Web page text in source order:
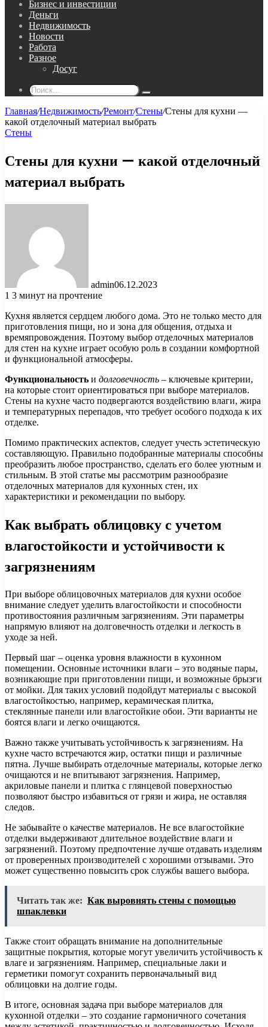
Бизнес и инвестиции
Деньги
Недвижимость
Новости
Работа
Разное
Досуг
Поиск...
Главная/Недвижимость/Ремонт/Стены/Стены для кухни —
какой отделочный материал выбрать
Стены
Стены для кухни — какой отделочный
материал выбрать
admin06.12.2023
1 3 минут на прочтение
Кухня является сердцем любого дома. Это не только место для
приготовления пищи, но и зона для общения, отдыха и
времяпровождения. Поэтому выбор отделочных материалов
для стен на кухне играет особую роль в создании комфортной
и функциональной атмосферы.
Функциональность и долговечность – ключевые критерии,
на которые стоит ориентироваться при выборе материалов.
Стены на кухне часто подвергаются воздействию влаги, жира
и температурных перепадов, что требует особого подхода к их
отделке.
Помимо практических аспектов, следует учесть эстетическую
составляющую. Правильно подобранные материалы способны
преобразить любое пространство, сделать его более уютным и
стильным. В этой статье мы рассмотрим разнообразие
отделочных материалов для кухонных стен, их
характеристики и рекомендации по выбору.
Как выбрать облицовку с учетом
влагостойкости и устойчивости к
загрязнениям
При выборе облицовочных материалов для кухни особое
внимание следует уделить влагостойкости и способности
противостояния различным загрязнениям. Эти параметры
напрямую влияют на долговечность отделки и легкость в
уходе за ней.
Первый шаг – оценка уровня влажности в кухонном
помещении. Основные источники влаги – это водяные пары,
возникающие при приготовлении пищи, и возможные брызги
от мойки. Для таких условий подойдут материалы с высокой
влагостойкостью, например, керамическая плитка,
стеклянные панели или влагостойкие обои. Эти варианты не
боятся влаги и легко очищаются.
Важно также учитывать устойчивость к загрязнениям. На
кухне часто встречаются жир, остатки пищи и различные
пятна. Лучше выбирать отделочные материалы, которые легко
очищаются и не впитывают загрязнения. Например,
акриловые панели и плитка с глянцевой поверхностью
позволяют быстро избавиться от грязи и жира, не оставляя
следов.
Не забывайте о качестве материалов. Не все влагостойкие
отделки выдерживают длительное воздействие влаги и
загрязнений. Поэтому предпочтение лучше отдавать изделиям
от проверенных производителей с хорошими отзывами. Это
может существенно повысить срок службы вашего выбора.
Читать так же: Как выровнять стены с помощью
шпаклевки
Также стоит обращать внимание на дополнительные
защитные покрытия, которые могут увеличить устойчивость к
влаге и загрязнениям. Например, специальные лаки и
герметики помогут сохранить первоначальный вид
облицовки на долгие годы.
В итоге, основная задача при выборе материалов для
кухонной отделки – это создание гармоничного сочетания